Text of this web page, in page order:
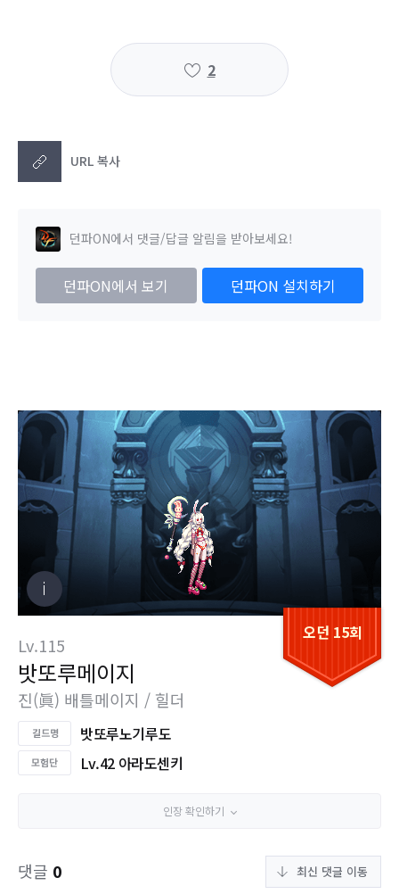
2
URL 복사
던파ON에서 댓글/답글 알림을 받아보세요!
던파ON에서 보기 던파ON 설치하기
오던 15회
Lv.115
밧또루메이지
진(眞) 배틀메이지 / 힐더
밧또루노기루도
Lv.42 아라도센키
인장 확인하기
댓글 0 최신 댓글 이동